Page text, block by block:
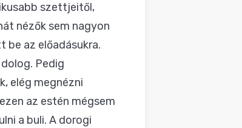
szettjeitől,
nézők sem nagyon
be az előadásukra.
Pedig
elég megnézni
az estén mégsem
a buli. A dorogi